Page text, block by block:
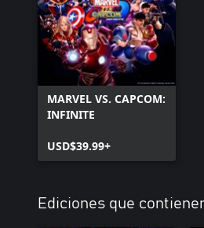
MARVEL VS. CAPCOM:
INFINITE
USD$39.99+
Ediciones que